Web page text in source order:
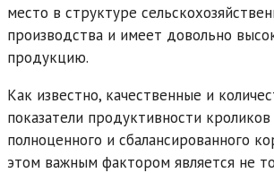
место в структуре
производства и имеет довольно
продукцию.
Как известно, качественные и
показатели продуктивности кроликов
полноценного и сбалансированного
этом важным фактором является не